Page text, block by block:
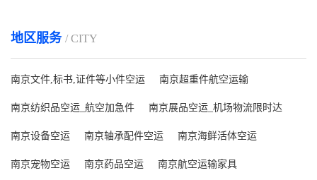
地区服务 / CITY
南京文件,标书,证件等小件空运 南京超重件航空运输
南京纺织品空运_航空加急件 南京展品空运_机场物流限时达
南京设备空运 南京轴承配件空运 南京海鲜活体空运
南京宠物空运 南京药品空运 南京航空运输家具